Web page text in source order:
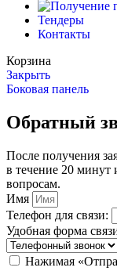
Тендеры
Контакты
Корзина
Закрыть
Боковая панель
Обратный
После получения
в течение 20 минут
вопросам.
Имя
Телефон для связи:
Удобная форма
Нажимая